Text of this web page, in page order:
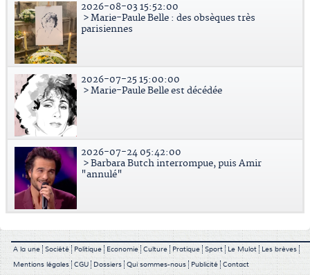
2026-08-03 15:52:00
> Marie-Paule Belle : des obsèques très
parisiennes
2026-07-25 15:00:00
> Marie-Paule Belle est décédée
2026-07-24 05:42:00
> Barbara Butch interrompue, puis Amir
"annulé"
A la une Société Politique Economie Culture Pratique Sport Le Mulot
Les brèves
Mentions légales CGU Dossiers Qui sommes-nous Publicité Contact